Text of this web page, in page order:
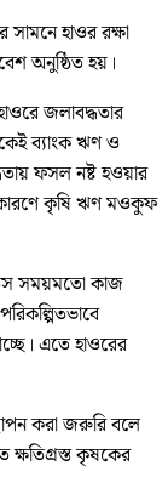
হাওর রক্ষা
অনুষ্ঠিত হয়।
জলাবদ্ধতার
ব্যাংক ঋণ ও
ফসল নষ্ট হওয়ার
কৃষি ঋণ মওকুফ
সময়মতো কাজ
এতে হাওরের
করা জরুরি বলে
ক্ষতিগ্রস্ত কৃষকের